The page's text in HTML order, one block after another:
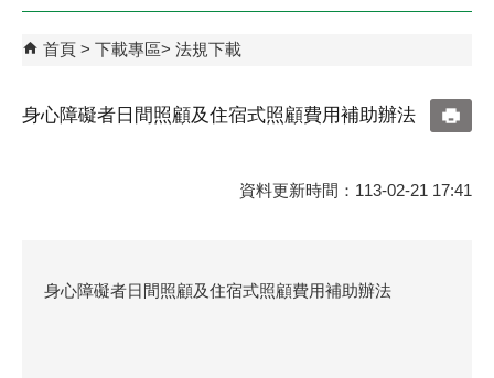
首頁 下載專區 法規下載
身心障礙者日間照顧及住宿式照顧費用補助辦法
資料更新時間：113-02-21 17:41
身心障礙者日間照顧及住宿式照顧費用補助辦法